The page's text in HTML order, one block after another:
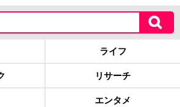
ライフ
リサーチ
エンタメ